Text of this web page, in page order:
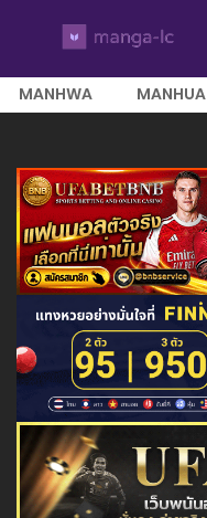
MANHWA MANHUA